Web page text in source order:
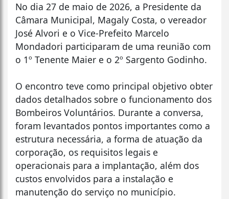
No dia 27 de maio de 2026, a Presidente da
Câmara Municipal, Magaly Costa, o vereador
José Alvori e o Vice-Prefeito Marcelo
Mondadori participaram de uma reunião com
o 1º Tenente Maier e o 2º Sargento Godinho.
O encontro teve como principal objetivo obter
dados detalhados sobre o funcionamento dos
Bombeiros Voluntários. Durante a conversa,
foram levantados pontos importantes como a
estrutura necessária, a forma de atuação da
corporação, os requisitos legais e
operacionais para a implantação, além dos
custos envolvidos para a instalação e
manutenção do serviço no município.